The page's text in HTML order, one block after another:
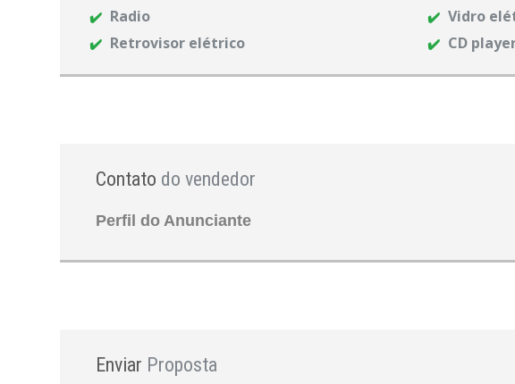
Radio
Vidro
Retrovisor elétrico
CD
Contato do vendedor
Perfil do Anunciante
Enviar Proposta